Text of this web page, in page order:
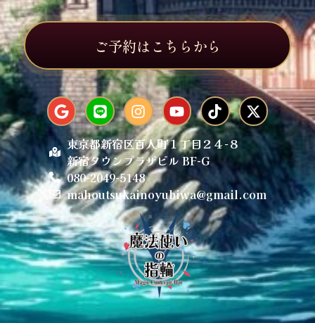
ご予約はこちらから
東京都新宿区百人町１丁目２４−８
新宿タウンプラザビル BF-G
080-2049-5148
mahoutsukainoyubiwa@gmail.com